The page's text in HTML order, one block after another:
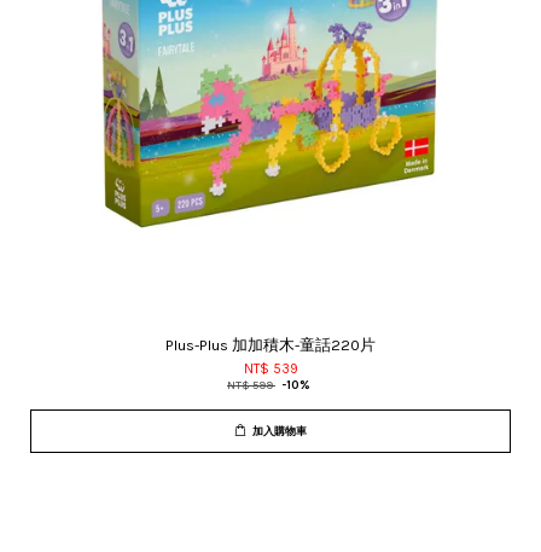
Plus-Plus 加加積木-童話220片
NT$ 539
NT$ 599 -10%
加入購物車